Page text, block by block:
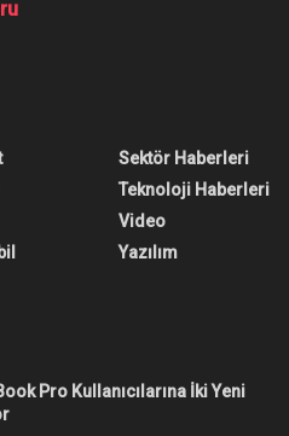
Geri
kalkması ile
geliyor. İşte araca